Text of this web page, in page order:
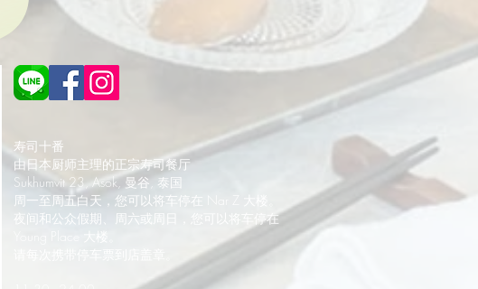
寿司十番
由日本厨师主理的正宗寿司餐厅
Sukhumvit 23, Asok, 曼谷, 泰国
周一至周五白天，您可以将车停在 Nar Z 大楼。
夜间和公众假期、周六或周日，您可以将车停在
Young Place 大楼。